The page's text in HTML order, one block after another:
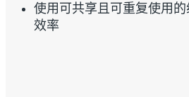
使用可共享且可重复使用
效率